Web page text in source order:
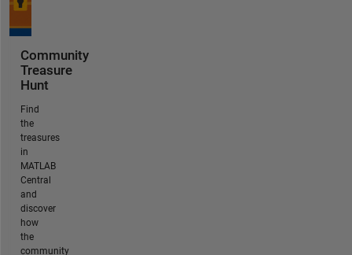
Community
Treasure
Hunt
Find
the
treasures
in
MATLAB
Central
and
discover
how
the
community